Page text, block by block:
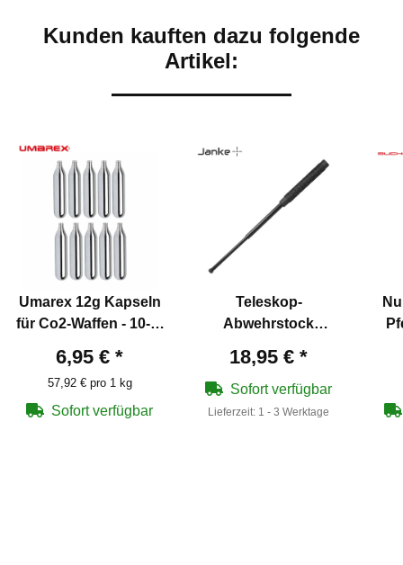
Kunden kauften dazu folgende
Artikel:
Umarex 12g Kapseln
für Co2-Waffen - 10-er
6,95 € *
57,92 € pro 1 kg
Sofort verfügbar
Teleskop-
Abwehrstock
18,95 € *
Sofort verfügbar
Lieferzeit: 1 - 3 Werktage